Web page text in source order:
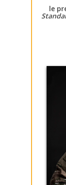
le